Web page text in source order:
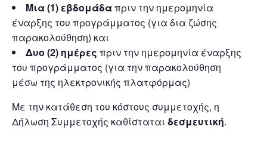
Μια (1) εβδομάδαπριν την ημερομηνία
έναρξης του προγράμματος (για δια ζώσης
παρακολούθηση) και
Δυο (2) ημέρες πριν την ημερομηνία έναρξης
του προγράμματος (για την παρακολούθηση
μέσω της ηλεκτρονικής πλατφόρμας)
Με την κατάθεση του κόστους συμμετοχής, η
Δήλωση Συμμετοχής καθίσταται δεσμευτική.